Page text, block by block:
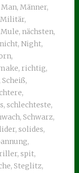
Man, Männer,
Militär,
Mule, nächsten,
nicht, Night,
,
, richtig,
Scheiß,
,
, schlechteste,
, Schwarz,
, solides,
,
, spit,
, Steglitz,